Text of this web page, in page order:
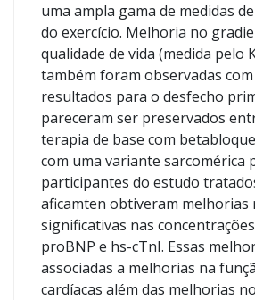
uma ampla gama de medidas
do exercício. Melhoria no
qualidade de vida (medida pelo
também foram observadas com
resultados para o desfecho
pareceram ser preservados
terapia de base com
com uma variante sarcomérica
participantes do estudo
aficamten obtiveram melhorias
significativas nas
proBNP e hs-cTnI. Essas
associadas a melhorias na
cardíacas além das melhorias